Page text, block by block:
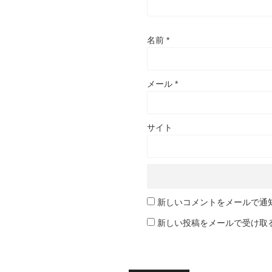
名前 *
メール *
サイト
新しいコメントをメールで通
新しい投稿をメールで受け取